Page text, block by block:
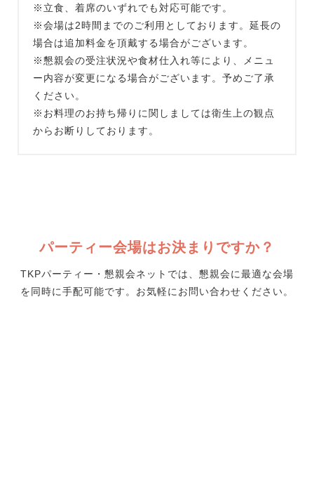
※立食、着席のいずれでも対応可能です。
※会場は2時間までのご利用としております。延長の
場合は追加料金を頂戴する場合がございます。
※懇親会の受注状況や食材仕入れ等により、メニュ
ー内容が変更になる場合がございます。予めご了承
ください。
※お料理のお持ち帰りに関しましては衛生上の観点
からお断りしております。
パーティー会場はお決まりですか？
TKPパーティー・懇親会ネットでは、懇親会に最適な会場
を同時に手配可能です。お気軽にお問い合わせください。